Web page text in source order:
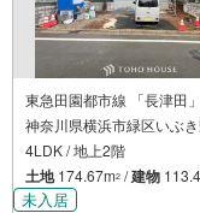
東急田園都市線 「長津田
神奈川県横浜市緑区いぶ
4LDK / 地上2階
土地174.67m2 /建物
未入居